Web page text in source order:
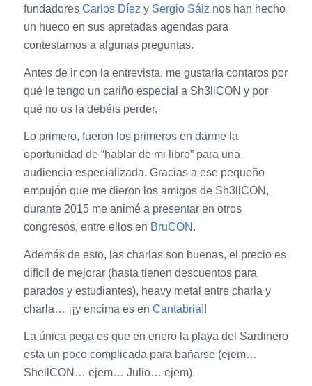
fundadores Carlos Díez y Sergio Sáiz nos han hecho
un hueco en sus apretadas agendas para
contestarnos a algunas preguntas.
Antes de ir con la entrevista, me gustaría contaros por
qué le tengo un cariño especial a Sh3llCON y por
qué no os la debéis perder.
Lo primero, fueron los primeros en darme la
oportunidad de “hablar de mi libro” para una
audiencia especializada. Gracias a ese pequeño
empujón que me dieron los amigos de Sh3llCON,
durante 2015 me animé a presentar en otros
congresos, entre ellos en BruCON .
Además de esto, las charlas son buenas, el precio es
difícil de mejorar (hasta tienen descuentos para
parados y estudiantes), heavy metal entre charla y
charla… ¡¡y encima es en Cantabria!!
La única pega es que en enero la playa del Sardinero
esta un poco complicada para bañarse (ejem…
ShellCON… ejem… Julio… ejem).